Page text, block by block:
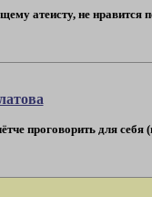
атеисту, не
проговорить для